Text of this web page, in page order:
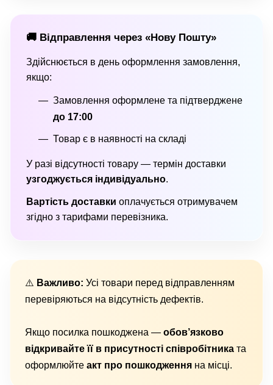
🚚 Відправлення через «Нову Пошту»
Здійснюється в день оформлення замовлення,
якщо:
Замовлення оформлене та підтверджене
до 17:00
Товар є в наявності на складі
У разі відсутності товару — термін доставки
узгоджується індивідуально.
Вартість доставки оплачується отримувачем
згідно з тарифами перевізника.
⚠️ Важливо: Усі товари перед відправленням
перевіряються на відсутність дефектів.
Якщо посилка пошкоджена — обов’язково
відкривайте її в присутності співробітника та
оформлюйте акт про пошкодження на місці.